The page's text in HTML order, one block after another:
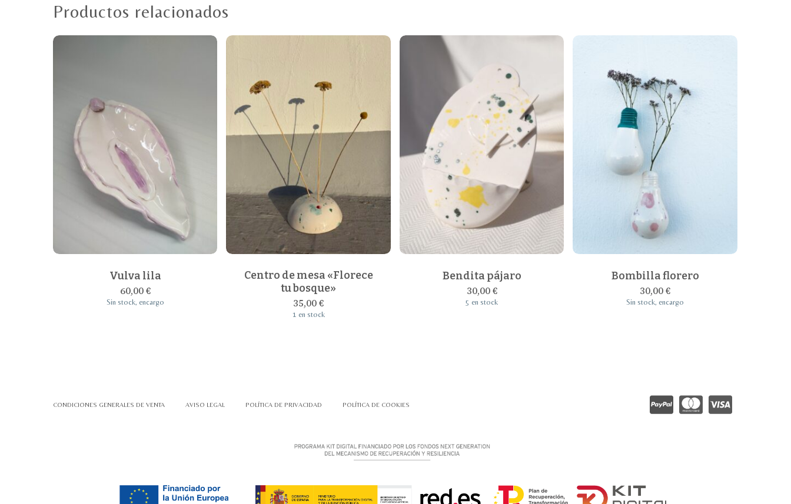
Productos relacionados
Vulva lila
60,00€
Sin stock, encargo
Centro de mesa «Florece
tu bosque»
35,00€
1 en stock
Bendita pájaro
30,00€
5 en stock
Bombilla florero
30,00€
Sin stock, encargo
CONDICIONES GENERALES DE VENTA AVISO LEGAL POLÍTICA DE PRIVACIDAD POLÍTICA DE COOKIES